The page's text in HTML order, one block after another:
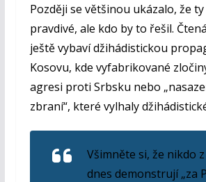
Později se většinou ukázalo, že
pravdivé, ale kdo by to řešil.
ještě vybaví džihádistickou
Kosovu, kde vyfabrikované
agresi proti Srbsku nebo
zbraní“, které vylhaly
Všimněte si, že nikdo
dnes demonstrují „za